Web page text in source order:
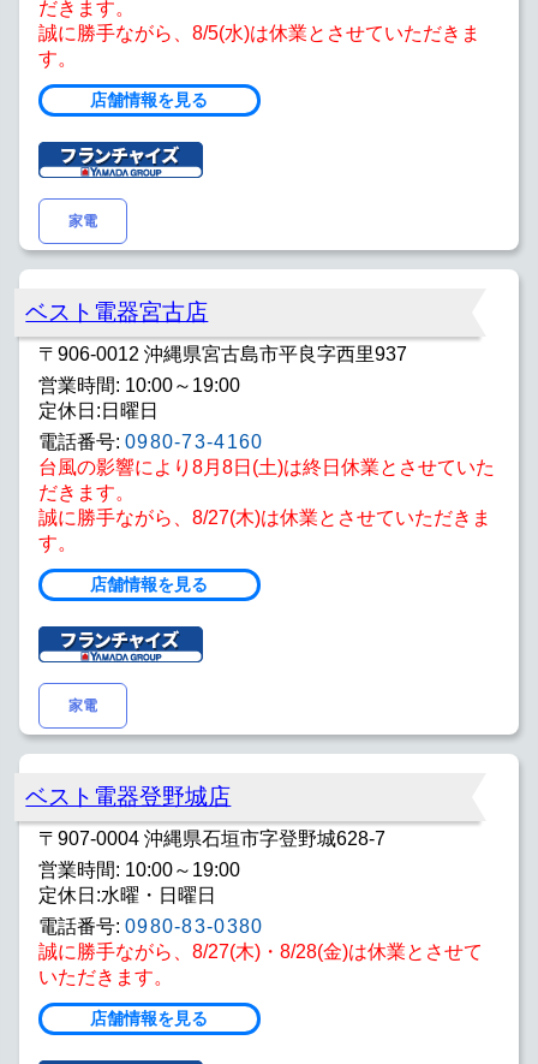
だきます。
誠に勝手ながら、8/5(水)は休業とさせていただきま
す。
店舗情報を見る
家電
ベスト電器宮古店
〒906-0012 沖縄県宮古島市平良字西里937
営業時間: 10:00～19:00
定休日:日曜日
電話番号: 0980-73-4160
台風の影響により8月8日(土)は終日休業とさせていた
だきます。
誠に勝手ながら、8/27(木)は休業とさせていただきま
す。
店舗情報を見る
家電
ベスト電器登野城店
〒907-0004 沖縄県石垣市字登野城628-7
営業時間: 10:00～19:00
定休日:水曜・日曜日
電話番号: 0980-83-0380
誠に勝手ながら、8/27(木)・8/28(金)は休業とさせて
いただきます。
店舗情報を見る